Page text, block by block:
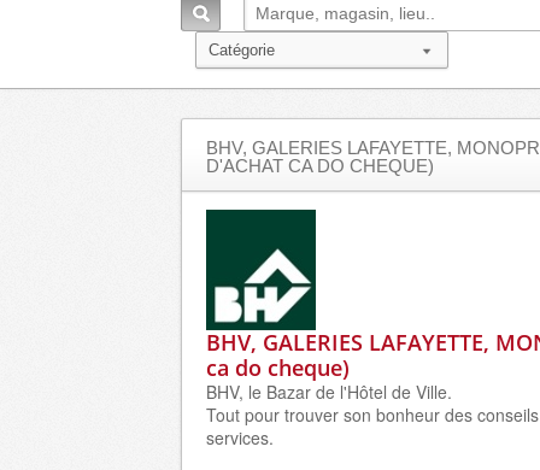
BHV, GALERIES LAFAYETTE,
D'ACHAT CA DO CHEQUE)
BHV, GALERIES LAFAYETTE,
ca do cheque)
BHV, le Bazar de l'Hôtel de Ville.
Tout pour trouver son bonheur des
services.